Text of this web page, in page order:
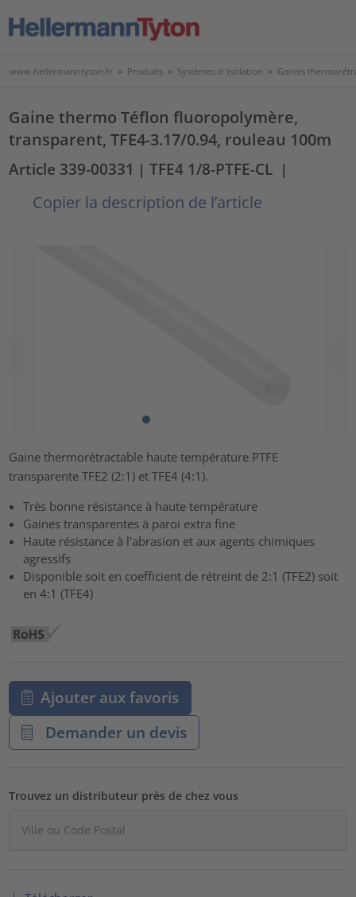
www.hellermanntyton.fr > Produits > Systèmes d 'isolation > Gaines
Gaine thermo Téflon fluoropolymère,
transparent, TFE4-3.17/0.94, rouleau 100m
Article 339-00331 | TFE4 1/8-PTFE-CL |
Copier la description de l’article
Gaine thermorétractable haute température PTFE
transparente TFE2 (2:1) et TFE4 (4:1).
Très bonne résistance à haute température
Gaines transparentes à paroi extra fine
Haute résistance à l'abrasion et aux agents chimiques
agressifs
Disponible soit en coefficient de rétreint de 2:1 (TFE2) soit
en 4:1 (TFE4)
Ajouter aux favoris
Demander un devis
Trouvez un distributeur près de chez vous